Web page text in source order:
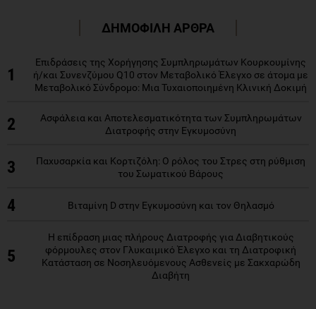
ΔΗΜΟΦΙΛΗ ΑΡΘΡΑ
1
Επιδράσεις της Χορήγησης Συμπληρωμάτων Κουρκουμίνης
ή/και Συνενζύμου Q10 στον Μεταβολικό Έλεγχο σε άτομα με
Μεταβολικό Σύνδρομο: Μια Τυχαιοποιημένη Κλινική Δοκιμή
2
Ασφάλεια και Αποτελεσματικότητα των Συμπληρωμάτων
Διατροφής στην Εγκυμοσύνη
3
Παχυσαρκία και Κορτιζόλη: Ο ρόλος του Στρες στη ρύθμιση
του Σωματικού Βάρους
4 Βιταμίνη D στην Εγκυμοσύνη και τον Θηλασμό
5
Η επίδραση μιας πλήρους Διατροφής για Διαβητικούς
φόρμουλες στον Γλυκαιμικό Έλεγχο και τη Διατροφική
Κατάσταση σε Νοσηλευόμενους Ασθενείς με Σακχαρώδη
Διαβήτη